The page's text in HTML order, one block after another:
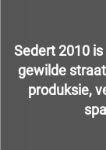
Sedert 2010
gewilde
produksie,